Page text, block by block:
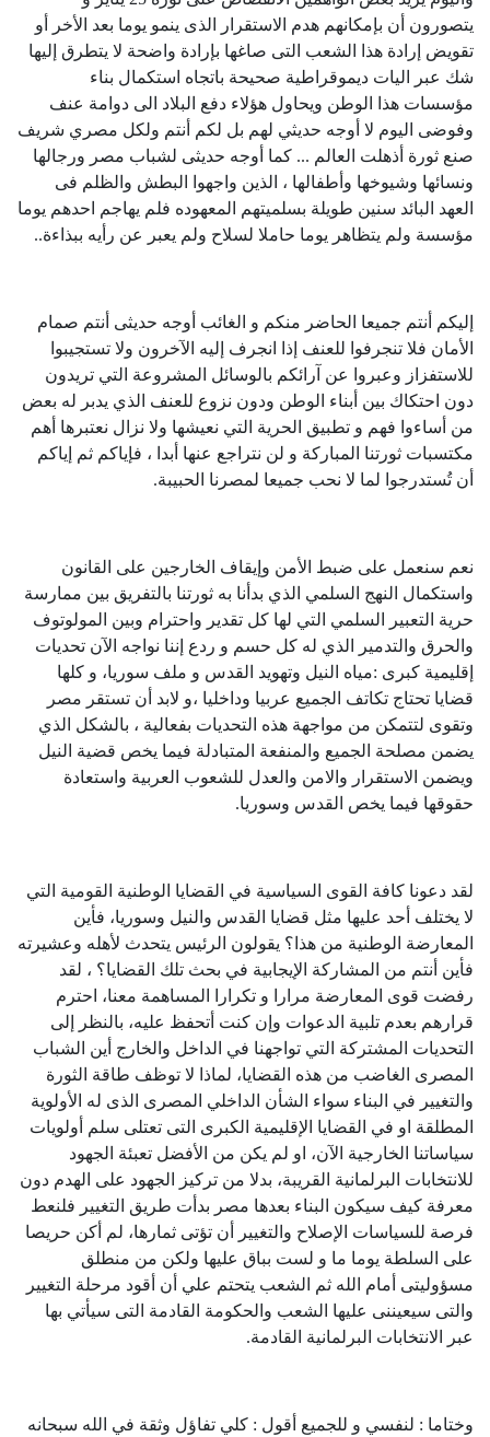
يتصورون أن بإمكانهم هدم الاستقرار الذى ينمو يوما بعد الأخر أو
تقويض إرادة هذا الشعب التى صاغها بإرادة واضحة لا يتطرق إليها
شك عبر اليات ديموقراطية صحيحة باتجاه استكمال بناء
مؤسسات هذا الوطن ويحاول هؤلاء دفع البلاد الى دوامة عنف
وفوضى اليوم لا أوجه حديثي لهم بل لكم أنتم ولكل مصري شريف
صنع ثورة أذهلت العالم ... كما أوجه حديثى لشباب مصر ورجالها
ونسائها وشيوخها وأطفالها ، الذين واجهوا البطش والظلم فى
العهد البائد سنين طويلة بسلميتهم المعهوده فلم يهاجم احدهم يوما
مؤسسة ولم يتظاهر يوما حاملا لسلاح ولم يعبر عن رأيه ببذاءة..
إليكم أنتم جميعا الحاضر منكم و الغائب أوجه حديثى أنتم صمام
الأمان فلا تنجرفوا للعنف إذا انجرف إليه الآخرون ولا تستجيبوا
للاستفزاز وعبروا عن آرائكم بالوسائل المشروعة التي تريدون
دون احتكاك بين أبناء الوطن ودون نزوع للعنف الذي يدبر له بعض
من أساءوا فهم و تطبيق الحرية التي نعيشها ولا نزال نعتبرها أهم
مكتسبات ثورتنا المباركة و لن نتراجع عنها أبدا ، فإياكم ثم إياكم
أن تُستدرجوا لما لا نحب جميعا لمصرنا الحبيبة.
نعم سنعمل على ضبط الأمن وإيقاف الخارجين على القانون
واستكمال النهج السلمي الذي بدأنا به ثورتنا بالتفريق بين ممارسة
حرية التعبير السلمي التي لها كل تقدير واحترام وبين المولوتوف
والحرق والتدمير الذي له كل حسم و ردع إننا نواجه الآن تحديات
إقليمية كبرى :مياه النيل وتهويد القدس و ملف سوريا، و كلها
قضايا تحتاج تكاتف الجميع عربيا وداخليا ،و لابد أن تستقر مصر
وتقوى لتتمكن من مواجهة هذه التحديات بفعالية ، بالشكل الذي
يضمن مصلحة الجميع والمنفعة المتبادلة فيما يخص قضية النيل
ويضمن الاستقرار والامن والعدل للشعوب العربية واستعادة
حقوقها فيما يخص القدس وسوريا.
لقد دعونا كافة القوى السياسية في القضايا الوطنية القومية التي
لا يختلف أحد عليها مثل قضايا القدس والنيل وسوريا، فأين
المعارضة الوطنية من هذا؟ يقولون الرئيس يتحدث لأهله وعشيرته
فأين أنتم من المشاركة الإيجابية في بحث تلك القضايا؟ ، لقد
رفضت قوى المعارضة مرارا و تكرارا المساهمة معنا، احترم
قرارهم بعدم تلبية الدعوات وإن كنت أتحفظ عليه، بالنظر إلى
التحديات المشتركة التي تواجهنا في الداخل والخارج أين الشباب
المصرى الغاضب من هذه القضايا، لماذا لا توظف طاقة الثورة
والتغيير في البناء سواء الشأن الداخلي المصرى الذى له الأولوية
المطلقة او في القضايا الإقليمية الكبرى التى تعتلى سلم أولويات
سياساتنا الخارجية الآن، او لم يكن من الأفضل تعبئة الجهود
للانتخابات البرلمانية القريبة، بدلا من تركيز الجهود على الهدم دون
معرفة كيف سيكون البناء بعدها مصر بدأت طريق التغيير فلنعط
فرصة للسياسات الإصلاح والتغيير أن تؤتى ثمارها، لم أكن حريصا
على السلطة يوما ما و لست بباق عليها ولكن من منطلق
مسؤوليتى أمام الله ثم الشعب يتحتم علي أن أقود مرحلة التغيير
والتى سيعيننى عليها الشعب والحكومة القادمة التى سيأتي بها
عبر الانتخابات البرلمانية القادمة.
وختاما : لنفسي و للجميع أقول : كلي تفاؤل وثقة في الله سبحانه